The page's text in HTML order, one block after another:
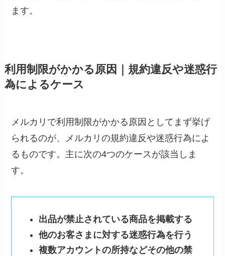
ます。
利用制限がかかる原因｜規約違反や迷惑行
為によるケース
メルカリで利用制限がかかる原因としてまず挙げ
られるのが、メルカリの規約違反や迷惑行為によ
るものです。主に次の4つのケースが該当しま
す。
出品が禁止されている商品を掲載する
他のお客さまに対する迷惑行為を行う
複数アカウントの所持などその他の禁